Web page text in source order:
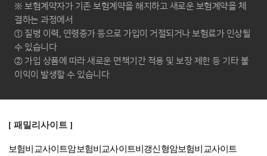
※ 보험계약자가 기존 보험계약을 해지하고 새로운 보험계약을 체
결하는 과정에서
① 질병 이력, 연령증가 등으로 가입이 거절되거나 보험료가 인상될
수 있습니다
② 가입 상품에 따라 새로운 면책기간 적용 및 보장 제한 등 기타 불
이익이 발생할 수 있습니다
[ 패밀리사이트 ]
보험비교사이트암보험비교사이트비갱신형암보험비교사이트